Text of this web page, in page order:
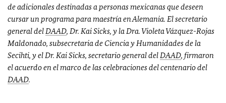
de adicionales destinadas a personas mexicanas que deseen
cursar un programa para maestría en Alemania. El secretario
general delDAAD, Dr. Kai Sicks, y la Dra. Violeta Vázquez-Rojas
Maldonado, subsecretaria de Ciencia y Humanidades de la
Secihti, y el Dr. Kai Sicks, secretario general delDAAD, firmaron
el acuerdo en el marco de las celebraciones del centenario del
DAAD.